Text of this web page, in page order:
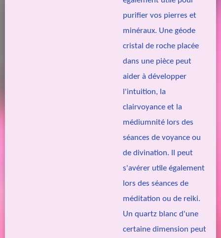
purifier vos pierres et
minéraux. Une géode
cristal de roche placée
dans une pièce peut
aider à développer
l'intuition, la
clairvoyance et la
médiumnité lors des
séances de voyance ou
de divination. II peut
s'avérer utile également
lors des séances de
méditation ou de reiki.
Un quartz blanc d'une
certaine dimension peut